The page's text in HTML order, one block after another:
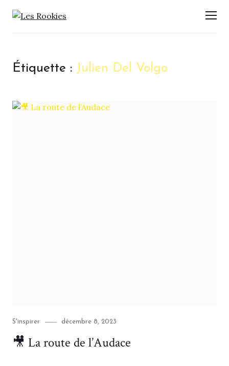
LES ROOKIES
Étiquette : Julien Del Volgo
Category
S'inspirer
Posted
décembre 8, 2023
🎥 La route de l’Audace